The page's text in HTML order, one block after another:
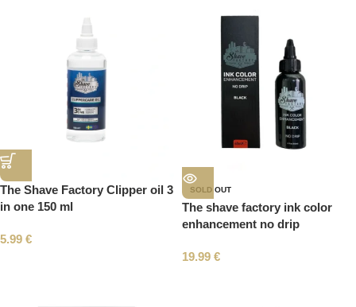
The Shave Factory Clipper oil 3
in one 150 ml
5.99 €
SOLD OUT
The shave factory ink color
enhancement no drip
19.99 €